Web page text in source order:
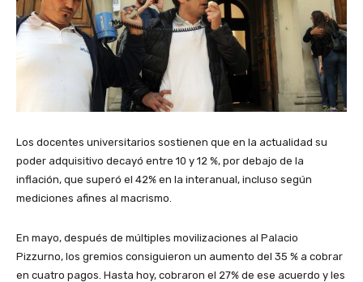
Los docentes universitarios sostienen que en la actualidad su
poder adquisitivo decayó entre 10 y 12 %, por debajo de la
inflación, que superó el 42% en la interanual, incluso según
mediciones afines al macrismo.
En mayo, después de múltiples movilizaciones al Palacio
Pizzurno, los gremios consiguieron un aumento del 35 % a cobrar
en cuatro pagos. Hasta hoy, cobraron el 27% de ese acuerdo y les